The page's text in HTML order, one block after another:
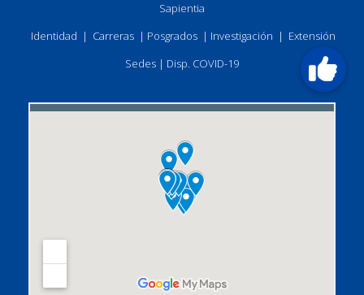
Sapientia
Identidad | Carreras | Posgrados | Investigación | Extensión
Sedes | Disp. COVID-19